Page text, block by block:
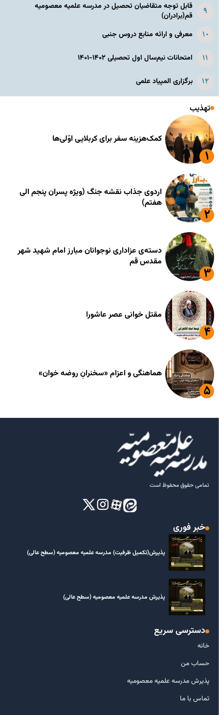
قابل توجه متقاضیان تحصیل در مدرسه علمیه معصومیه
قم(برادران)
معرفی و ارائه منابع دروس جنبی
امتحانات نیم‌سال اول تحصیلی ۱۴۰۲-۱۴۰۱
برگزاری المپیاد علمی
تهذیب
کمک‌هزینه سفر برای کربلایی اوّلی‌ها
اردوی جذاب نقشه جنگ (ویژه پسران پنجم الی
هفتم)
دسته‌ی عزاداری نوجوانان مبارز امام شهید شهر
مقدس قم
مقتل خوانی عصر عاشورا
هماهنگی و اعزام «سخنرانِ روضه خوان»
تمامی حقوق محفوظ است
خبر فوری
پذیرش(تکمیل ظرفیت) مدرسه علمیه معصومیه‌ (سطح عالی)
پذیرش مدرسه علمیه معصومیه‌ (سطح عالی)
دسترسی سریع
خانه
حساب من
پذیرش مدرسه علمیه معصومیه
تماس با ما